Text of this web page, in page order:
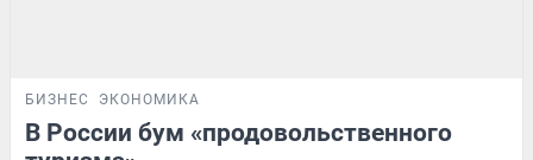
БИЗНЕС ЭКОНОМИКА
В России бум «продовольственного